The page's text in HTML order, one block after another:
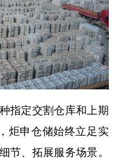
指定交割仓库和上期
炬申仓储始终立足实
节、拓展服务场景。